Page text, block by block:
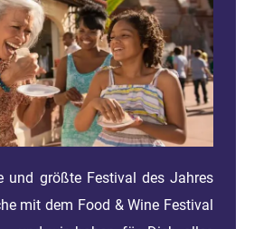
und größte Festival des Jahres
mit dem Food & Wine Festival